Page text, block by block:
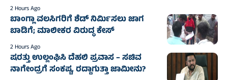
2 Hours Ago
ಬಾಂಗ್ಲಾ ವಲಸಿಗರಿಗೆ ಶೆಡ್ ನಿರ್ಮಿಸಲು ಜಾಗ
ಬಾಡಿಗೆ; ಮಾಲೀಕರ ವಿರುದ್ಧ ಕೇಸ್
2 Hours Ago
ಷರತ್ತು ಉಲ್ಲಂಘಿಸಿ ದೆಹಲಿ ಪ್ರವಾಸ – ಸಚಿವ
ನಾಗೇಂದ್ರಗೆ ಸಂಕಷ್ಟ, ರದ್ದಾಗುತ್ತಾ ಜಾಮೀನು?